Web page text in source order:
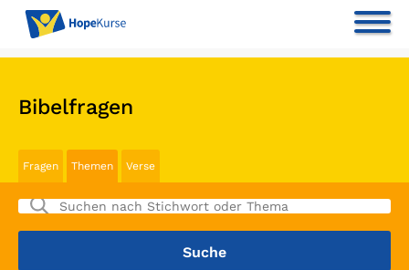
Bibelfragen
Fragen Themen Verse